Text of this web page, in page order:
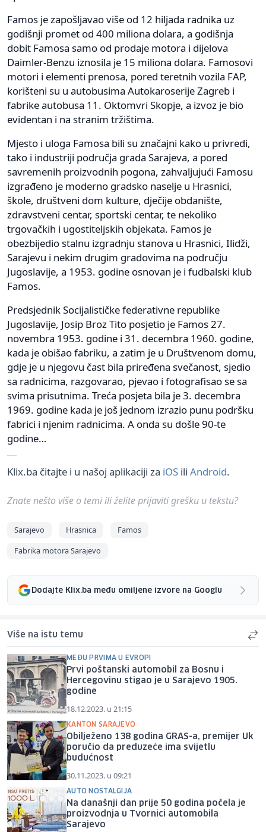
Famos je zapošljavao više od 12 hiljada radnika uz
godišnji promet od 400 miliona dolara, a godišnja
dobit Famosa samo od prodaje motora i dijelova
Daimler-Benzu iznosila je 15 miliona dolara. Famosovi
motori i elementi prenosa, pored teretnih vozila FAP,
korišteni su u autobusima Autokaroserije Zagreb i
fabrike autobusa 11. Oktomvri Skopje, a izvoz je bio
evidentan i na stranim tržištima.
Mjesto i uloga Famosa bili su značajni kako u privredi,
tako i industriji područja grada Sarajeva, a pored
savremenih proizvodnih pogona, zahvaljujući Famosu
izgrađeno je moderno gradsko naselje u Hrasnici,
škole, društveni dom kulture, dječije obdanište,
zdravstveni centar, sportski centar, te nekoliko
trgovačkih i ugostiteljskih objekata. Famos je
obezbijedio stalnu izgradnju stanova u Hrasnici, Ilidži,
Sarajevu i nekim drugim gradovima na području
Jugoslavije, a 1953. godine osnovan je i fudbalski klub
Famos.
Predsjednik Socijalističke federativne republike
Jugoslavije, Josip Broz Tito posjetio je Famos 27.
novembra 1953. godine i 31. decembra 1960. godine,
kada je obišao fabriku, a zatim je u Društvenom domu,
gdje je u njegovu čast bila priređena svečanost, sjedio
sa radnicima, razgovarao, pjevao i fotografisao se sa
svima prisutnima. Treća posjeta bila je 3. decembra
1969. godine kada je još jednom izrazio punu podršku
fabrici i njenim radnicima. A onda su došle 90-te
godine…
Klix.ba čitajte i u našoj aplikaciji za iOS ili Android.
Znate nešto više o temi ili želite prijaviti grešku u tekstu?
Sarajevo Hrasnica
Famos
Fabrika motora Sarajevo
Dodajte Klix.ba među omiljene izvore na Googlu
Više na istu temu
MEĐU PRVIMA U EVROPI
Prvi poštanski automobil za Bosnu i
Hercegovinu stigao je u Sarajevo 1905.
godine
18.12.2023. u 21:15
KANTON SARAJEVO
Obilježeno 138 godina GRAS-a, premijer Uk
poručio da preduzeće ima svijetlu
budućnost
30.11.2023. u 09:21
AUTO NOSTALGIJA
Na današnji dan prije 50 godina počela je
proizvodnja u Tvornici automobila
Sarajevo